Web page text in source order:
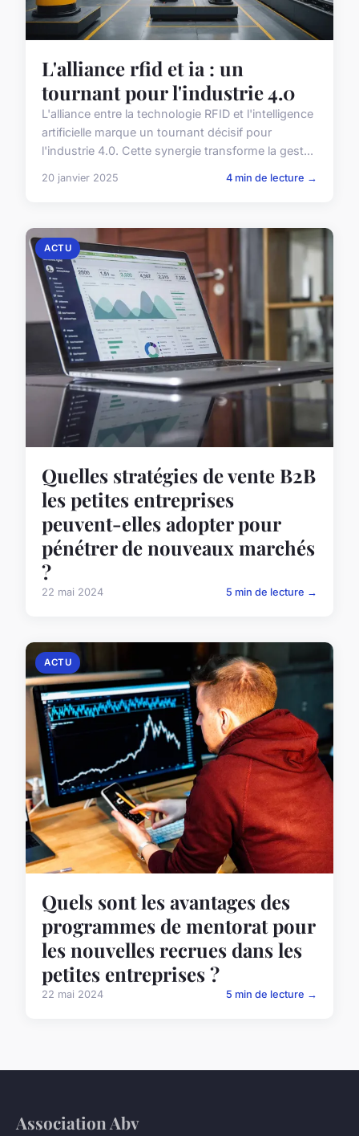
L'alliance rfid et ia : un
tournant pour l'industrie 4.0
L'alliance entre la technologie RFID et l'intelligence
artificielle marque un tournant décisif pour
l'industrie 4.0. Cette synergie transforme la gest...
20 janvier 2025 4 min de lecture →
ACTU
Quelles stratégies de vente B2B
les petites entreprises
peuvent-elles adopter pour
pénétrer de nouveaux marchés
?
22 mai 2024 5 min de lecture →
ACTU
Quels sont les avantages des
programmes de mentorat pour
les nouvelles recrues dans les
petites entreprises ?
22 mai 2024 5 min de lecture →
Association Abv